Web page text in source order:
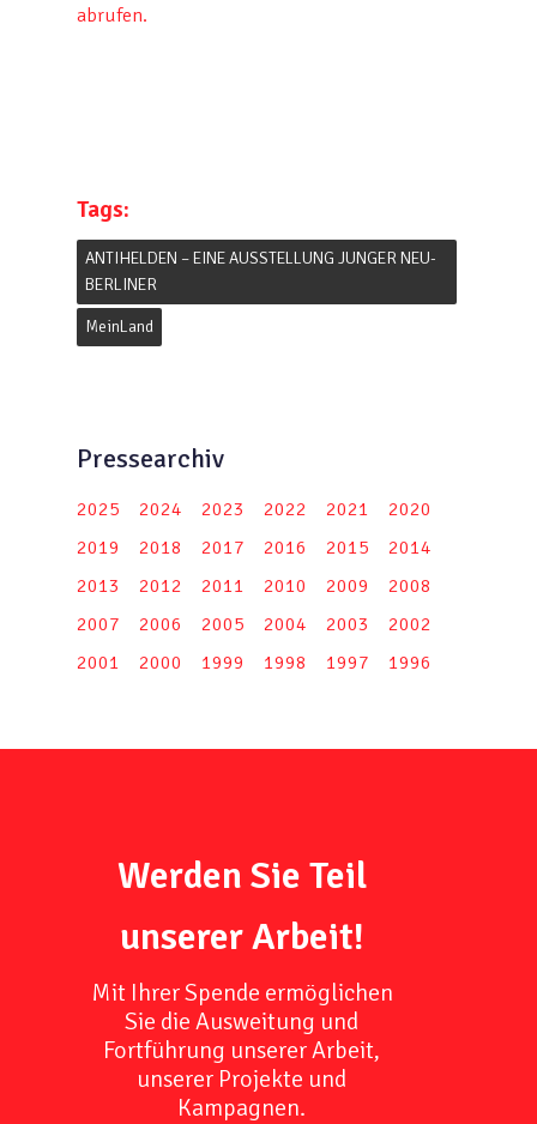
abrufen.
Tags:
ANTIHELDEN – EINE AUSSTELLUNG JUNGER NEU-
BERLINER
MeinLand
Pressearchiv
2025 2024 2023 2022 2021
2020
2019
2018 2017 2016 2015
2014
2013
2012 2011 2010 2009
2008
2007
2006 2005 2004 2003
2002
2001
2000 1999 1998 1997 1996
Werden Sie Teil
unserer Arbeit!
Mit Ihrer Spende ermöglichen
Sie die Ausweitung und
Fortführung unserer Arbeit,
unserer Projekte und
Kampagnen.